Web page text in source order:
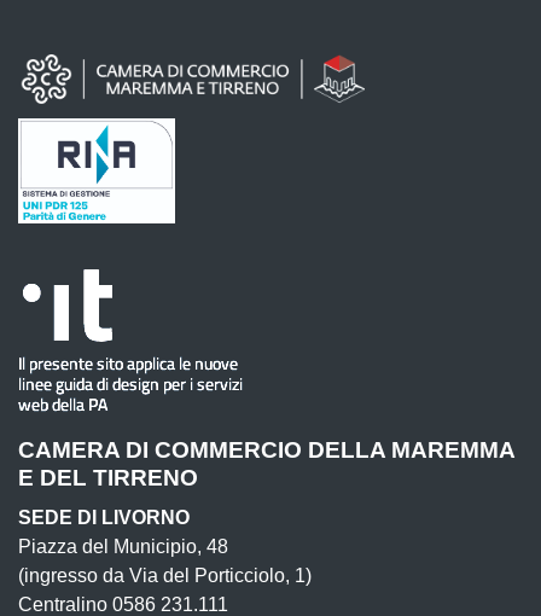
CAMERA DI COMMERCIO DELLA MAREMMA
E DEL TIRRENO
SEDE DI LIVORNO
Piazza del Municipio, 48
(ingresso da Via del Porticciolo, 1)
Centralino 0586 231.111